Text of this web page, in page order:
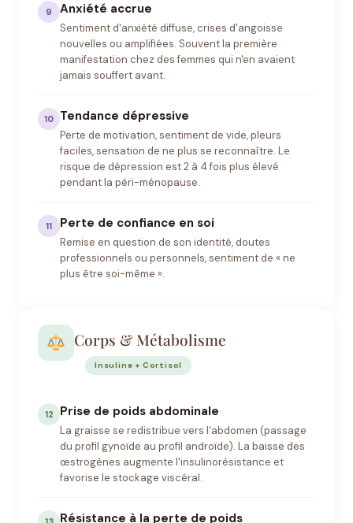
9 Anxiété accrue
Sentiment d'anxiété diffuse, crises d'angoisse
nouvelles ou amplifiées. Souvent la première
manifestation chez des femmes qui n'en avaient
jamais souffert avant.
10 Tendance dépressive
Perte de motivation, sentiment de vide, pleurs
faciles, sensation de ne plus se reconnaître. Le
risque de dépression est 2 à 4 fois plus élevé
pendant la péri-ménopause.
11 Perte de confiance en soi
Remise en question de son identité, doutes
professionnels ou personnels, sentiment de « ne
plus être soi-même ».
Corps & Métabolisme
Insuline + Cortisol
12 Prise de poids abdominale
La graisse se redistribue vers l'abdomen (passage
du profil gynoïde au profil androïde). La baisse des
œstrogènes augmente l'insulinorésistance et
favorise le stockage viscéral.
Résistance à la perte de poids